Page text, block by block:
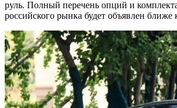
руль. Полный перечень опций и
российского рынка будет объявлен ближе